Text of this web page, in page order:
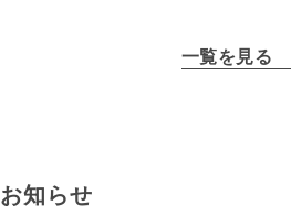
一覧を見る
お知らせ